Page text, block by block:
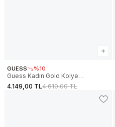
GUESS %10
Guess Kadın Gold Kolye
JGUJUBN06073JWYGTU
4.149,00 TL4.610,00 TL